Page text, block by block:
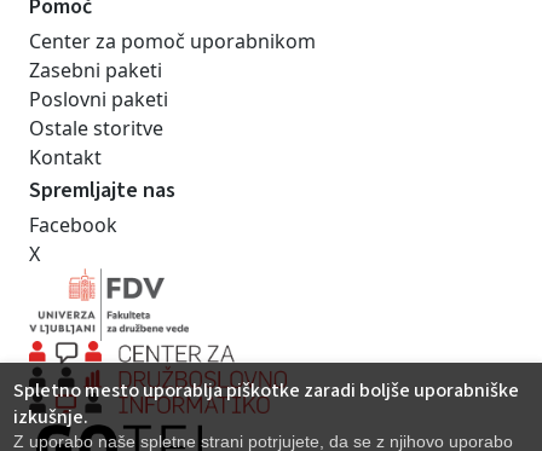
Pomoč
Center za pomoč uporabnikom
Zasebni paketi
Poslovni paketi
Ostale storitve
Kontakt
Spremljajte nas
Facebook
X
Spletno mesto uporablja piškotke zaradi boljše uporabniške
izkušnje.
Z uporabo naše spletne strani potrjujete, da se z njihovo uporabo